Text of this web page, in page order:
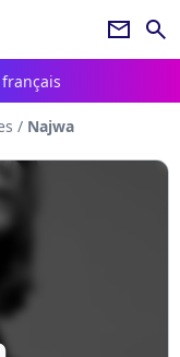
newsletter search
/ Najwa